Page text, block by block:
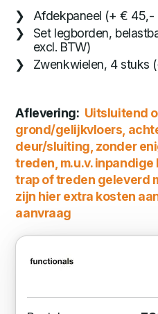
Afdekpaneel (+ € 45,-
Set legborden,
excl. BTW)
Zwenkwielen, 4 stuks
Aflevering: Uitsluitend
grond/gelijkvloers,
deur/sluiting, zonder
treden, m.u.v.
trap of treden geleverd
zijn hier extra kosten
aanvraag